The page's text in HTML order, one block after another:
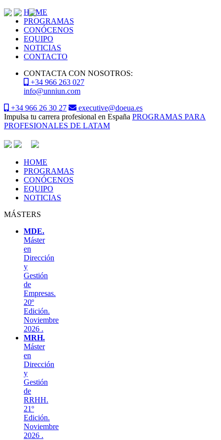
HOME
PROGRAMAS
CONÓCENOS
EQUIPO
NOTICIAS
CONTACTO
CONTACTA CON NOSOTROS:
+34 966 263 027
info@unniun.com
+34 966 26 30 27
executive@doeua.es
Impulsa tu carrera profesional en España PROGRAMAS PARA
PROFESIONALES DE LATAM
HOME
PROGRAMAS
CONÓCENOS
EQUIPO
NOTICIAS
MÁSTERS
MDE.
Máster
en
Dirección
y
Gestión
de
Empresas.
20º
Edición.
Noviembre
2026 .
MRH.
Máster
en
Dirección
y
Gestión
de
RRHH.
21º
Edición.
Noviembre
2026 .